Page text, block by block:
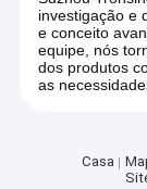
investigação e
e conceito
equipe, nós
dos produtos
as
Casa